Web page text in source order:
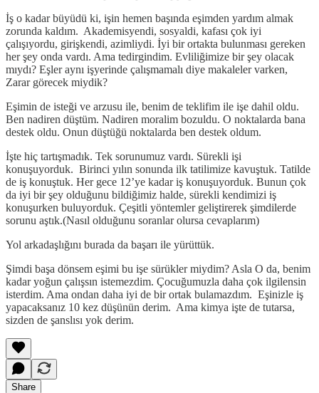
İş o kadar büyüdü ki, işin hemen başında eşimden yardım almak
zorunda kaldım. Akademisyendi, sosyaldi, kafası çok iyi
çalışıyordu, girişkendi, azimliydi. İyi bir ortakta bulunması gereken
her şey onda vardı. Ama tedirgindim. Evliliğimize bir şey olacak
mıydı? Eşler aynı işyerinde çalışmamalı diye makaleler varken,
Zarar görecek miydik?
Eşimin de isteği ve arzusu ile, benim de teklifim ile işe dahil oldu.
Ben nadiren düştüm. Nadiren moralim bozuldu. O noktalarda bana
destek oldu. Onun düştüğü noktalarda ben destek oldum.
İşte hiç tartışmadık. Tek sorunumuz vardı. Sürekli işi
konuşuyorduk. Birinci yılın sonunda ilk tatilimize kavuştuk. Tatilde
de iş konuştuk. Her gece 12’ye kadar iş konuşuyorduk. Bunun çok
da iyi bir şey olduğunu bildiğimiz halde, sürekli kendimizi iş
konuşurken buluyorduk. Çeşitli yöntemler geliştirerek şimdilerde
sorunu aştık.(Nasıl olduğunu soranlar olursa cevaplarım)
Yol arkadaşlığını burada da başarı ile yürüttük.
Şimdi başa dönsem eşimi bu işe sürükler miydim? Asla O da, benim
kadar yoğun çalışsın istemezdim. Çocuğumuzla daha çok ilgilensin
isterdim. Ama ondan daha iyi de bir ortak bulamazdım. Eşinizle iş
yapacaksanız 10 kez düşünün derim. Ama kimya işte de tutarsa,
sizden de şanslısı yok derim.
Share